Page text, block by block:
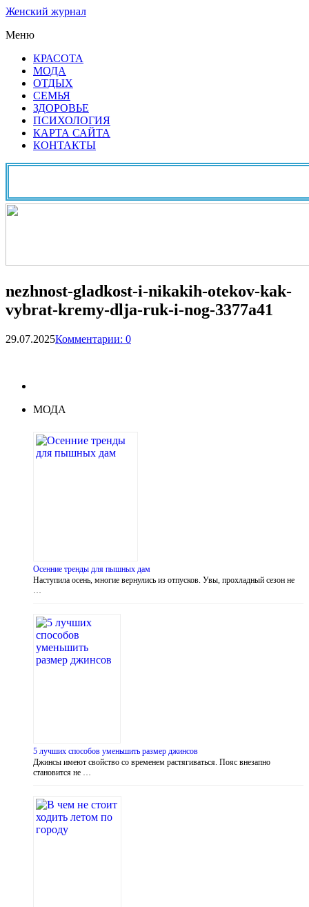
Женский журнал
Меню
КРАСОТА
МОДА
ОТДЫХ
СЕМЬЯ
ЗДОРОВЬЕ
ПСИХОЛОГИЯ
КАРТА САЙТА
КОНТАКТЫ
nezhnost-gladkost-i-nikakih-otekov-kak-
vybrat-kremy-dlja-ruk-i-nog-3377a41
29.07.2025Комментарии: 0
МОДА
Осенние тренды для пышных дам
Наступила осень, многие вернулись из отпусков. Увы, прохладный сезон не
…
5 лучших способов уменьшить размер джинсов
Джинсы имеют свойство со временем растягиваться. Пояс внезапно
становится не …